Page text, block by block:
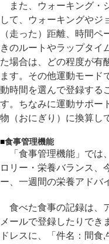
また、ウォーキング・
して、ウォーキングやジ
（走った）距離、時間
きのルートやラップタイ
た場合は、どの程度が有
ます。その他運動モード
動時間を選んで登録する
す。ちなみに運動サポー
物（おにぎり）に換算し
■食事管理機能
「食事管理機能」では
ロリー・栄養バランス、
ー、一週間の栄養アドバ
食べた食事の記録は、
メールで登録したりでき
ドレスに、「件名：間食